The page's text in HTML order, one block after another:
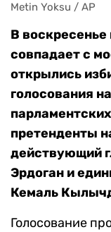
Metin Yoksu / AP
В
совпадает с
открылись
голосования
претенденты
действующий
Эрдоган и
Кемаль
Голосование